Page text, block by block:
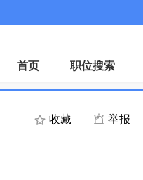
首页 职位搜索
收藏 举报